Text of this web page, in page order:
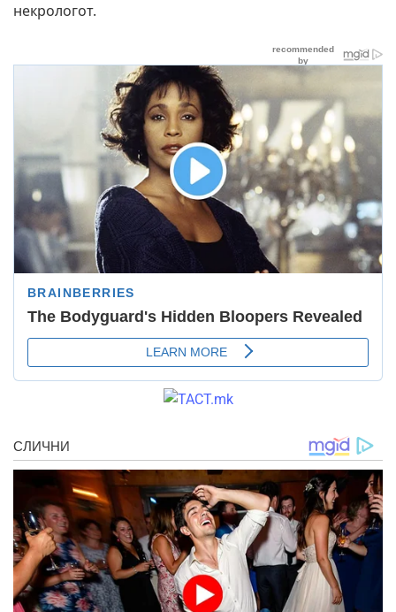
некрологот.